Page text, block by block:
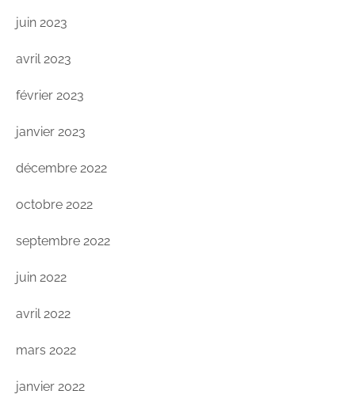
juin 2023
avril 2023
février 2023
janvier 2023
décembre 2022
octobre 2022
septembre 2022
juin 2022
avril 2022
mars 2022
janvier 2022